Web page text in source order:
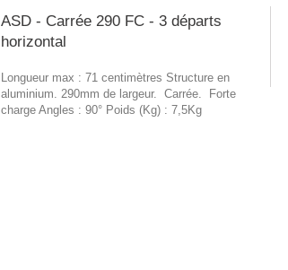
ASD - Carrée 290 FC - 3 départs
horizontal
Longueur max : 71 centimètres Structure en
aluminium. 290mm de largeur. Carrée. Forte
charge Angles : 90° Poids (Kg) : 7,5Kg